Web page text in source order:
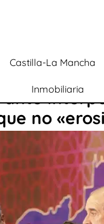
Castilla-La Mancha
Inmobiliaria
no